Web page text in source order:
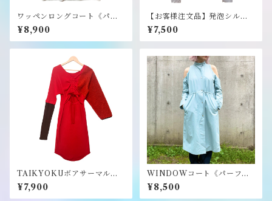
ワッペンロングコート《パー
フェクトプラン》
¥8,900
【お客様注文品】発泡シルク
スクリーンプリントWINDO
Wパーカー《パーフェクトプ
ラン》
¥7,500
TAIKYOKUボアサーマルワ
ンピース《パーフェクトプラ
ン》
¥7,900
WINDOWコート《パーフェ
クトプラン》
¥8,500